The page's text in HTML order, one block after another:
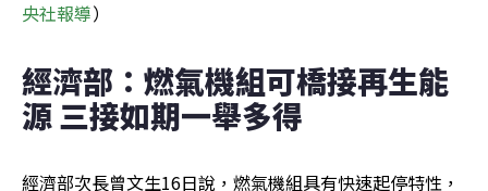
央社報導）
經濟部：燃氣機組可橋接再生能
源 三接如期一舉多得
經濟部次長曾文生16日說，燃氣機組具有快速起停特性，